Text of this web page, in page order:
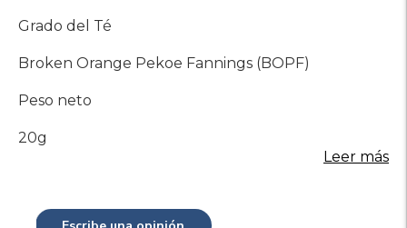
Grado del Té
Broken Orange Pekoe Fannings (BOPF)
Peso neto
20g
Leer más